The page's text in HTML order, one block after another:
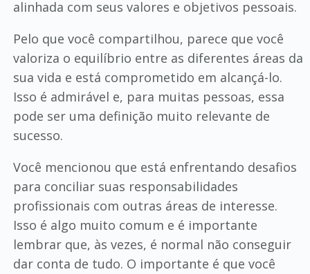
alinhada com seus valores e objetivos pessoais.
Pelo que você compartilhou, parece que você
valoriza o equilíbrio entre as diferentes áreas da
sua vida e está comprometido em alcançá-lo.
Isso é admirável e, para muitas pessoas, essa
pode ser uma definição muito relevante de
sucesso.
Você mencionou que está enfrentando desafios
para conciliar suas responsabilidades
profissionais com outras áreas de interesse.
Isso é algo muito comum e é importante
lembrar que, às vezes, é normal não conseguir
dar conta de tudo. O importante é que você